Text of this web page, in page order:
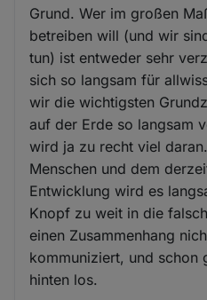
Grund. Wer im großen
betreiben will (und wir
tun) ist entweder sehr
sich so langsam für
wir die wichtigsten
auf der Erde so langsam
wird ja zu recht viel
Menschen und dem
Entwicklung wird es
Knopf zu weit in die
einen Zusammenhang
kommuniziert, und schon
hinten los.